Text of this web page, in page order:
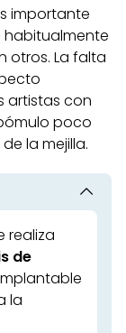
importante
habitualmente
otros. La falta
artistas con
poco
la mejilla.
realiza
de
la